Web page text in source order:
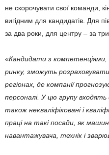
не скорочувати свої команди,
вигідним для кандидатів. Для
за два роки, для центру – за
«Кандидати з
ринку, зможуть
регіонах, де компанії
персоналі. У цю групу входять
також некваліфіковані і
праці на такі посади, як
навантажувача, технік і